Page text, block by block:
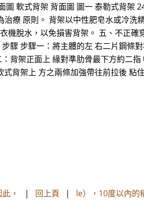
軟式背架 背面圖 圖一 泰勒式背架
療 原則。 背架以中性肥皂水或冷洗
脫水，以免損害背架。 五、不正
驟 步驟一：將主體的左 右二片鋼條
背架正面上 緣對準肋骨最下方約二
背架上 方之兩條加強帶往前拉後 粘住
， | 回上頁 | le），10度以內的